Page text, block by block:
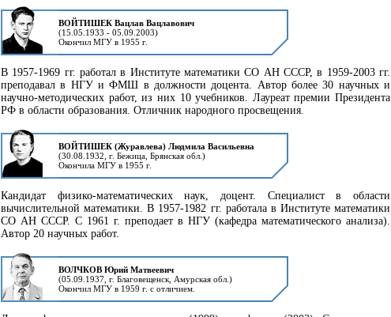
ВОЙТИШЕК Вацлав Вацлавович
(15.05.1933 - 05.09.2003)
Окончил МГУ в 1955 г.
В 1957-1969 гг. работал в Институте математики СО АН СССР, в 1959-2003 гг.
преподавал в НГУ и ФМШ в должности доцента. Автор более 30 научных и
научно-методических работ, из них 10 учебников. Лауреат премии Президента
РФ в области образования. Отличник народного просвещения.
ВОЙТИШЕК (Журавлева) Людмила Васильевна
(30.08.1932, г. Бежица, Брянская обл.)
Окончила МГУ в 1955 г.
Кандидат физико-математических наук, доцент. Специалист в области
вычислительной математики. В 1957-1982 гг. работала в Институте математики
СО АН СССР. С 1961 г. преподает в НГУ (кафедра математического анализа).
Автор 20 научных работ.
ВОЛЧКОВ Юрий Матвеевич
(05.09.1937, г. Благовещенск, Амурская обл.)
Окончил МГУ в 1959 г. с отличием.